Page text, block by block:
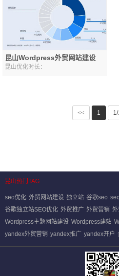
昆山Wordpress外贸网站建设
昆山优化时长：
<< 1 1/
昆山热门TAG
seo优化 外贸网站建设 独立站 谷歌seo seo
谷歌独立站SEO优化 外贸推广 外贸营销
Wordpress主题网站建设 Wordpress建站
yandex外贸营销 yandex推广 yandex开户